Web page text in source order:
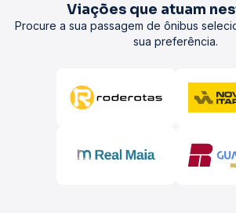
Viações que atuam
Procure a sua passagem de ônibus
sua preferência.